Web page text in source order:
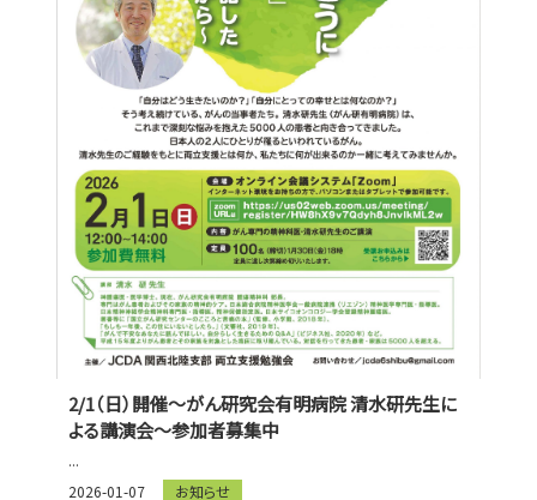
2/1（日）開催～がん研究会有明病院 清水研先生に
よる講演会～参加者募集中
...
2026-01-07
お知らせ